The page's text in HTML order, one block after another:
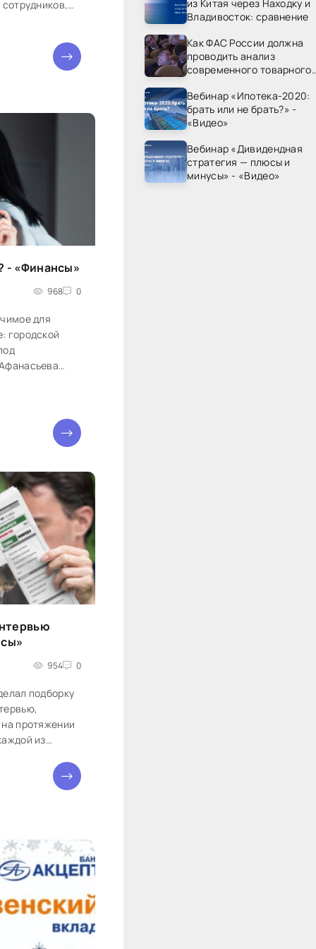
- «Финансы»
968 0
для
городской
954 0
подборку
протяжении
из
РФ,...
из Китая через Находку и
Владивосток: сравнение
Как ФАС России должна
проводить анализ
современного товарного
России»
Вебинар «Ипотека-2020:
брать или не брать?» -
«Видео»
Вебинар «Дивидендная
стратегия — плюсы и
минусы» - «Видео»